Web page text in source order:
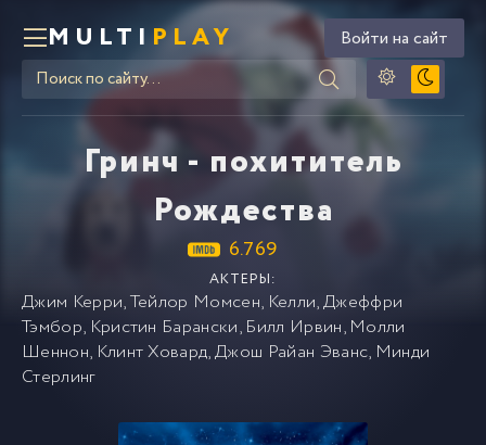
MULTI PLAY Войти на сайт
Гринч - похититель
Рождества
6.769
АКТЕРЫ:
Джим Керри,Тейлор Момсен, Келли,Джеффри
Тэмбор, Кристин Барански, Билл Ирвин, Молли
Шеннон, Клинт Ховард,Джош Райан Эванс, Минди
Стерлинг